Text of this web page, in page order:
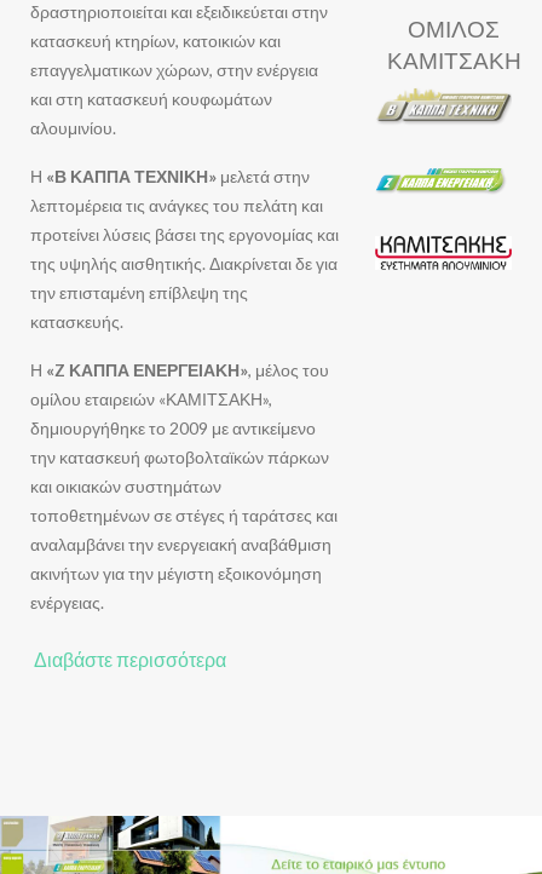
δραστηριοποιείται και εξειδικεύεται στην
κατασκευή κτηρίων, κατοικιών και
επαγγελματικων χώρων, στην ενέργεια
και στη κατασκευή κουφωμάτων
αλουμινίου.
Η «Β ΚΑΠΠΑ ΤΕΧΝΙΚΗ» μελετά στην
λεπτομέρεια τις ανάγκες του πελάτη και
προτείνει λύσεις βάσει της εργονομίας και
της υψηλής αισθητικής. Διακρίνεται δε για
την επισταμένη επίβλεψη της
κατασκευής.
Η «Z ΚΑΠΠΑ ΕΝΕΡΓΕΙΑΚΗ», μέλος του
ομίλου εταιρειών «ΚΑΜΙΤΣΑΚΗ»,
δημιουργήθηκε το 2009 με αντικείμενο
την κατασκευή φωτοβολταϊκών πάρκων
και οικιακών συστημάτων
τοποθετημένων σε στέγες ή ταράτσες και
αναλαμβάνει την ενεργειακή αναβάθμιση
ακινήτων για την μέγιστη εξοικονόμηση
ενέργειας.
Διαβάστε περισσότερα
ΟΜΙΛΟΣ
ΚΑΜΙΤΣΑΚΗ